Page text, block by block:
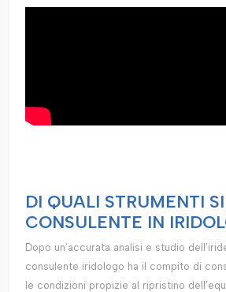
DI QUALI STRUMENTI
CONSULENTE IN
Dopo un’accurata analisi e studio
consulente iridologo ha il compito di
le condizioni propizie al ripristino